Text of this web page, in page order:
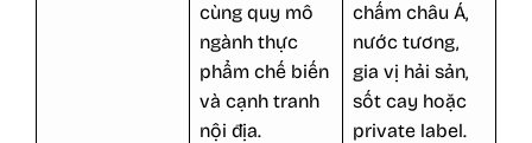
cùng quy mô
ngành thực
phẩm chế biến
và cạnh tranh
nội địa.
chấm châu Á,
nước tương,
gia vị hải sản,
sốt cay hoặc
private label.